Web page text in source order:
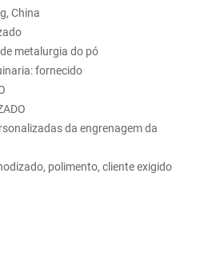
China
metalurgia do pó
fornecido
da engrenagem da
polimento, cliente exigido